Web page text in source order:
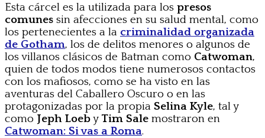
Esta cárcel es la utilizada para los presos
comunes sin afecciones en su salud mental, como
los pertenecientes a la criminalidad organizada
de Gotham, los de delitos menores o algunos de
los villanos clásicos de Batman como Catwoman,
quien de todos modos tiene numerosos contactos
con los mafiosos, como se ha visto en las
aventuras del Caballero Oscuro o en las
protagonizadas por la propia Selina Kyle, tal y
como Jeph Loeby Tim Sale mostraron en
Catwoman: Si vas a Roma.